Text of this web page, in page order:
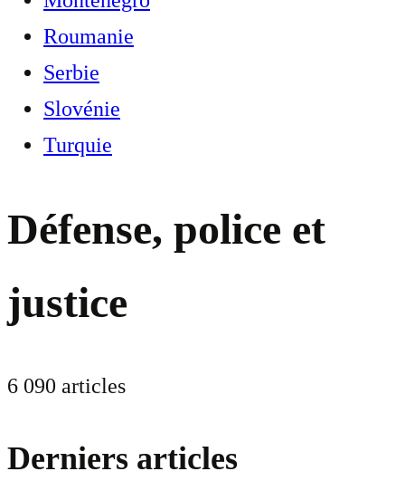
Roumanie
Serbie
Slovénie
Turquie
Défense, police et
justice
6 090 articles
Derniers articles